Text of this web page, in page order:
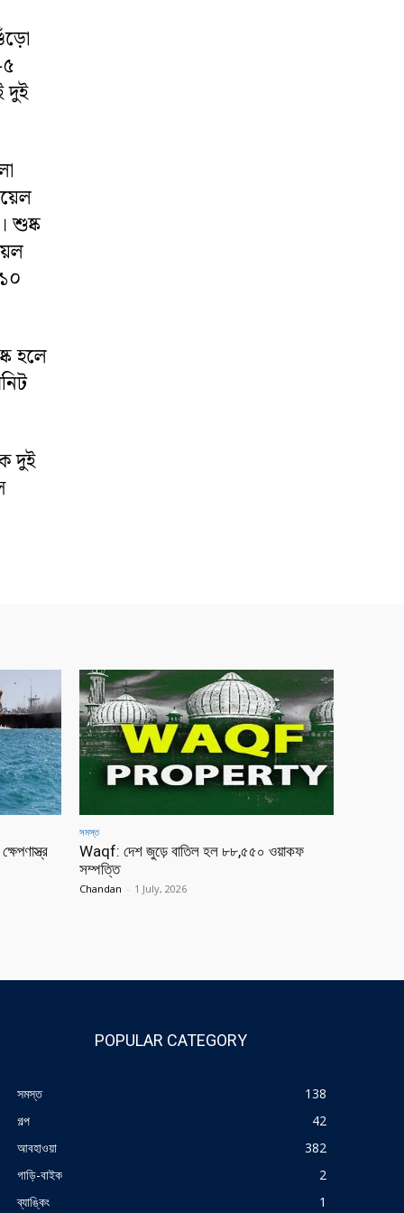
দুই
শুষ্ক
হলে
দুই
সমস্ত
Waqf: দেশ জুড়ে বাতিল হল ৮৮,৫৫০ ওয়াকফ
সম্পত্তি
Chandan - 1 July, 2026
POPULAR CATEGORY
সমস্ত
138
গল্প
42
আবহাওয়া
382
গাড়ি-বাইক
2
ব্যাঙ্কিং
1